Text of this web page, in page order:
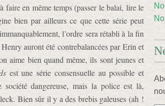
faire en même temps (passer le balai, lire le
bien par ailleurs ce que cette série peut
l’ordre sera rétabli à la fin
auront été contrebalancées par Erin et
aime bien quand même, ils sont jeunes et
est une série consensuelle au possible et
dangereuse, mais la police est là,
Bien sûr il y a des brebis galeuses (ah !